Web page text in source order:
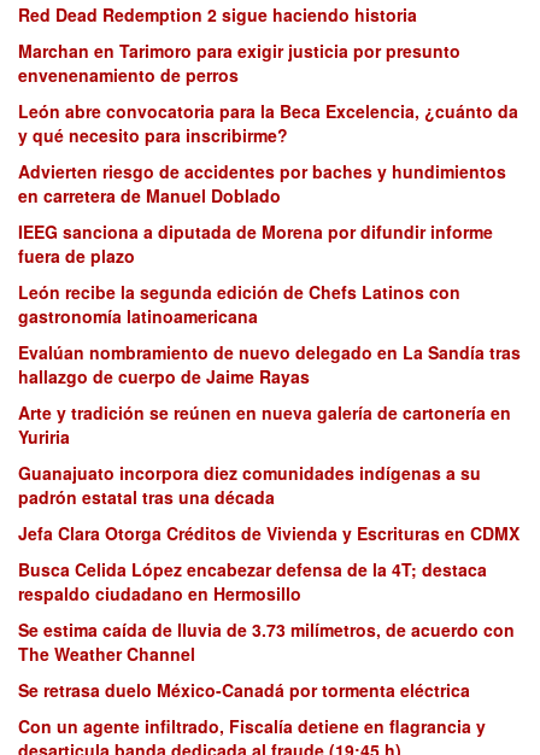
Red Dead Redemption 2 sigue haciendo historia
Marchan en Tarimoro para exigir justicia por presunto
envenenamiento de perros
León abre convocatoria para la Beca Excelencia, ¿cuánto da
y qué necesito para inscribirme?
Advierten riesgo de accidentes por baches y hundimientos
en carretera de Manuel Doblado
IEEG sanciona a diputada de Morena por difundir informe
fuera de plazo
León recibe la segunda edición de Chefs Latinos con
gastronomía latinoamericana
Evalúan nombramiento de nuevo delegado en La Sandía tras
hallazgo de cuerpo de Jaime Rayas
Arte y tradición se reúnen en nueva galería de cartonería en
Yuriria
Guanajuato incorpora diez comunidades indígenas a su
padrón estatal tras una década
Jefa Clara Otorga Créditos de Vivienda y Escrituras en CDMX
Busca Celida López encabezar defensa de la 4T; destaca
respaldo ciudadano en Hermosillo
Se estima caída de lluvia de 3.73 milímetros, de acuerdo con
The Weather Channel
Se retrasa duelo México-Canadá por tormenta eléctrica
Con un agente infiltrado, Fiscalía detiene en flagrancia y
desarticula banda dedicada al fraude (19:45 h)